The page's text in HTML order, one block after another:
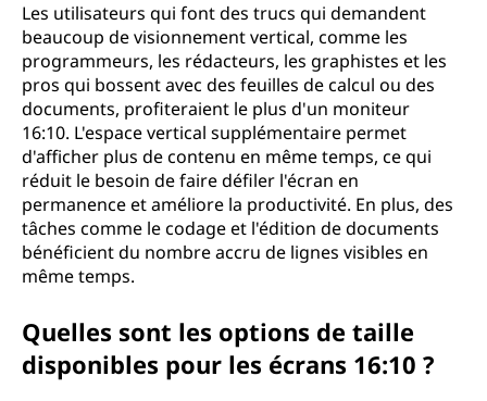
Les utilisateurs qui font des trucs qui demandent
beaucoup de visionnement vertical, comme les
programmeurs, les rédacteurs, les graphistes et les
pros qui bossent avec des feuilles de calcul ou des
documents, profiteraient le plus d'un moniteur
16:10. L'espace vertical supplémentaire permet
d'afficher plus de contenu en même temps, ce qui
réduit le besoin de faire défiler l'écran en
permanence et améliore la productivité. En plus, des
tâches comme le codage et l'édition de documents
bénéficient du nombre accru de lignes visibles en
même temps.
Quelles sont les options de taille
disponibles pour les écrans 16:10 ?